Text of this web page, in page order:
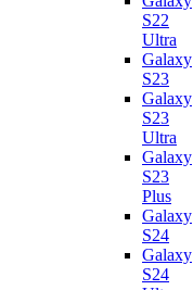
S22
Ultra
Galaxy
S23
Galaxy
S23
Ultra
Galaxy
S23
Plus
Galaxy
S24
Galaxy
S24